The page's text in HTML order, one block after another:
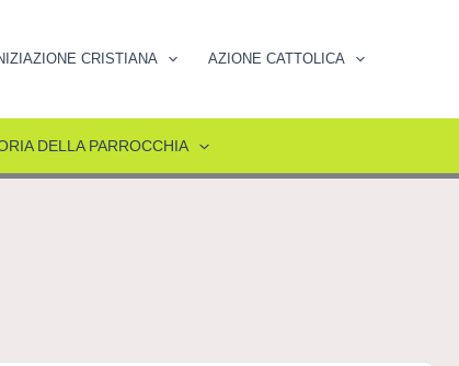
CRISTIANA AZIONE CATTOLICA
DELLA PARROCCHIA